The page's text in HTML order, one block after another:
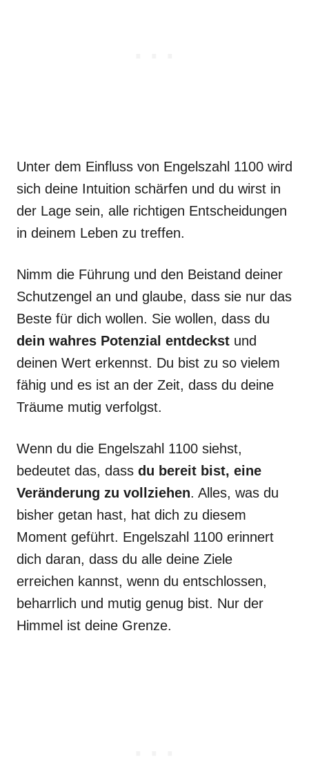
Unter dem Einfluss von Engelszahl 1100 wird
sich deine Intuition schärfen und du wirst in
der Lage sein, alle richtigen Entscheidungen
in deinem Leben zu treffen.
Nimm die Führung und den Beistand deiner
Schutzengel an und glaube, dass sie nur das
Beste für dich wollen. Sie wollen, dass du
dein wahres Potenzial entdeckst und
deinen Wert erkennst. Du bist zu so vielem
fähig und es ist an der Zeit, dass du deine
Träume mutig verfolgst.
Wenn du die Engelszahl 1100 siehst,
bedeutet das, dass du bereit bist, eine
Veränderung zu vollziehen. Alles, was du
bisher getan hast, hat dich zu diesem
Moment geführt. Engelszahl 1100 erinnert
dich daran, dass du alle deine Ziele
erreichen kannst, wenn du entschlossen,
beharrlich und mutig genug bist. Nur der
Himmel ist deine Grenze.